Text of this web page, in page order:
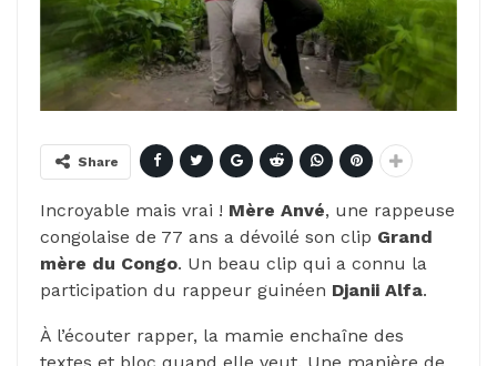
Share
Incroyable mais vrai ! Mère Anvé, une rappeuse
congolaise de 77 ans a dévoilé son clip Grand
mère du Congo. Un beau clip qui a connu la
participation du rappeur guinéen Djanii Alfa.
À l’écouter rapper, la mamie enchaîne des
textes et bloc quand elle veut. Une manière de